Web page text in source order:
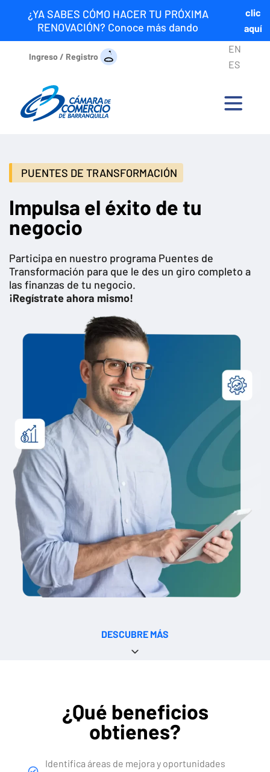
¿YA SABES CÓMO HACER TU PRÓXIMA
RENOVACIÓN? Conoce más dando
clic
aquí
Ingreso / Registro
EN
ES
PUENTES DE TRANSFORMACIÓN
Impulsa el éxito de tu
negocio
Participa en nuestro programa Puentes de
Transformación para que le des un giro completo a
las finanzas de tu negocio.
¡Regístrate ahora mismo!
DESCUBRE MÁS
¿Qué beneficios
obtienes?
Identifica áreas de mejora y oportunidades